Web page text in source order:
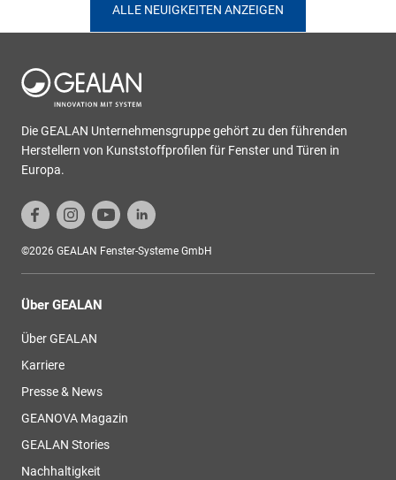
ALLE NEUIGKEITEN ANZEIGEN
Die GEALAN Unternehmensgruppe gehört zu den führenden
Herstellern von Kunststoffprofilen für Fenster und Türen in
Europa.
©2026 GEALAN Fenster-Systeme GmbH
Über GEALAN
Über GEALAN
Karriere
Presse & News
GEANOVA Magazin
GEALAN Stories
Nachhaltigkeit